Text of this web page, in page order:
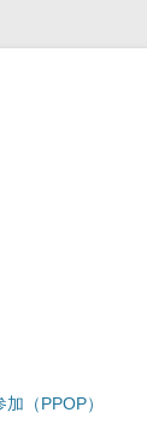
（PPOP）